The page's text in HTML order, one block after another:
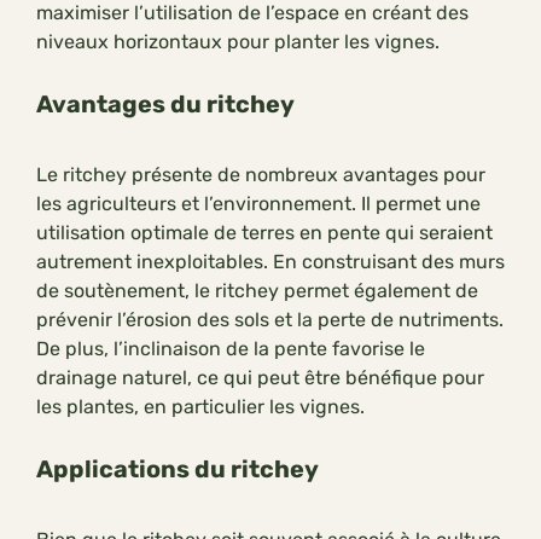
maximiser l’utilisation de l’espace en créant des
niveaux horizontaux pour planter les vignes.
Avantages du ritchey
Le ritchey présente de nombreux avantages pour
les agriculteurs et l’environnement. Il permet une
utilisation optimale de terres en pente qui seraient
autrement inexploitables. En construisant des murs
de soutènement, le ritchey permet également de
prévenir l’érosion des sols et la perte de nutriments.
De plus, l’inclinaison de la pente favorise le
drainage naturel, ce qui peut être bénéfique pour
les plantes, en particulier les vignes.
Applications du ritchey